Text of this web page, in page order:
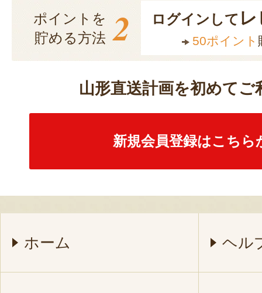
ポイントを
貯める方法 2 ログインして
50ポイント
山形直送計画を初めてご
新規会員登録はこちら
ホーム ヘル